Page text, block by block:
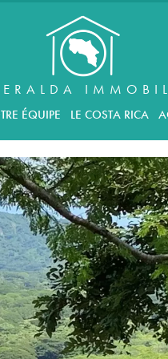
ÉQUIPE LE COSTA RICA